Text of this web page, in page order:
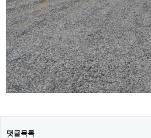
댓글목록